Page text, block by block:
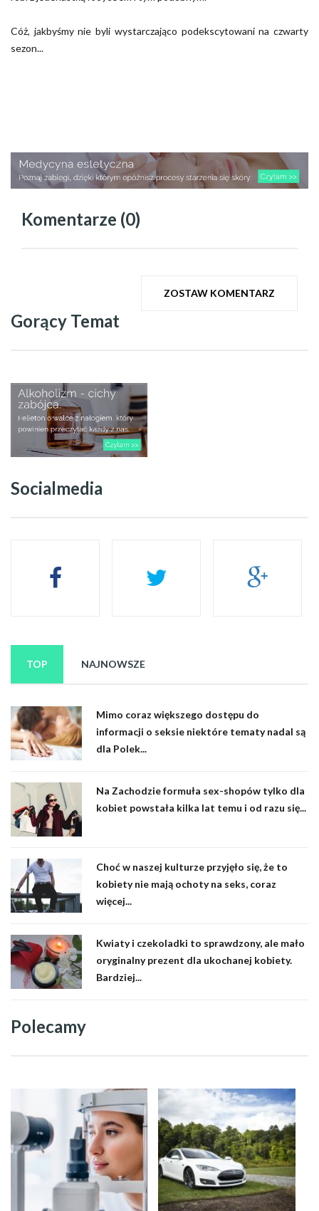
Cóż, jakbyśmy nie byli wystarczająco podekscytowani na czwarty
sezon...
Komentarze (0)
ZOSTAW KOMENTARZ
Gorący Temat
Socialmedia
TOP
Mimo coraz większego dostępu do
informacji o seksie niektóre tematy nadal są
dla Polek...
Na Zachodzie formuła sex-shopów tylko dla
kobiet powstała kilka lat temu i od razu się...
Choć w naszej kulturze przyjęło się, że to
kobiety nie mają ochoty na seks, coraz
więcej...
Kwiaty i czekoladki to sprawdzony, ale mało
oryginalny prezent dla ukochanej kobiety.
Bardziej...
NAJNOWSZE
Polecamy